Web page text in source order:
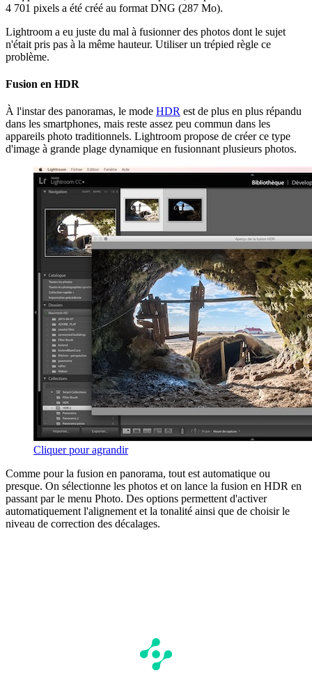
4 701 pixels a été créé au format DNG (287 Mo).
Lightroom a eu juste du mal à fusionner des photos dont le sujet
n'était pris pas à la même hauteur. Utiliser un trépied règle ce
problème.
Fusion en HDR
À l'instar des panoramas, le mode HDR est de plus en plus répandu
dans les smartphones, mais reste assez peu commun dans les
appareils photo traditionnels. Lightroom propose de créer ce type
d'image à grande plage dynamique en fusionnant plusieurs photos.
Cliquer pour agrandir
Comme pour la fusion en panorama, tout est automatique ou
presque. On sélectionne les photos et on lance la fusion en HDR en
passant par le menu Photo. Des options permettent d'activer
automatiquement l'alignement et la tonalité ainsi que de choisir le
niveau de correction des décalages.